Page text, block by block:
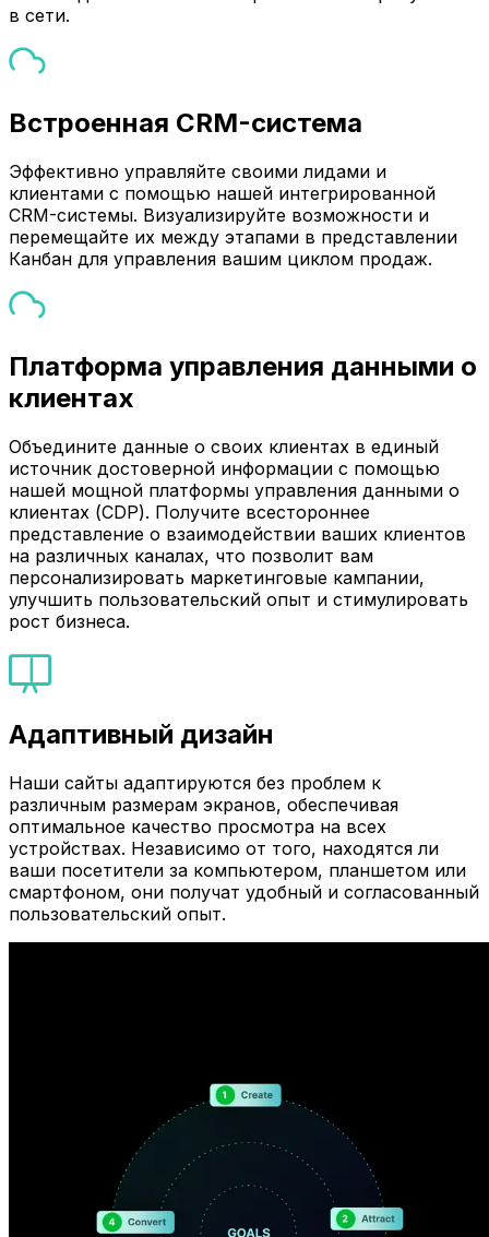
в сети.
Встроенная CRM-система
Эффективно управляйте своими лидами и
клиентами с помощью нашей интегрированной
CRM-системы. Визуализируйте возможности и
перемещайте их между этапами в представлении
Канбан для управления вашим циклом продаж.
Платформа управления данными о
клиентах
Объедините данные о своих клиентах в единый
источник достоверной информации с помощью
нашей мощной платформы управления данными о
клиентах (CDP). Получите всестороннее
представление о взаимодействии ваших клиентов
на различных каналах, что позволит вам
персонализировать маркетинговые кампании,
улучшить пользовательский опыт и стимулировать
рост бизнеса.
Адаптивный дизайн
Наши сайты адаптируются без проблем к
различным размерам экранов, обеспечивая
оптимальное качество просмотра на всех
устройствах. Независимо от того, находятся ли
ваши посетители за компьютером, планшетом или
смартфоном, они получат удобный и согласованный
пользовательский опыт.